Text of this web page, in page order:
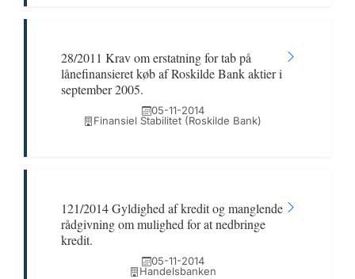
28/2011 Krav om erstatning for tab på
lånefinansieret køb af Roskilde Bank aktier i
september 2005.
05-11-2014
Finansiel Stabilitet (Roskilde Bank)
121/2014 Gyldighed af kredit og manglende
rådgivning om mulighed for at nedbringe
kredit.
05-11-2014
Handelsbanken